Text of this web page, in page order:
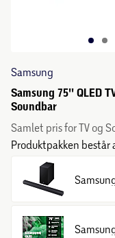
Samsung
Samsung 75'' QLED
Soundbar
Samlet pris for TV og
Produktpakken består